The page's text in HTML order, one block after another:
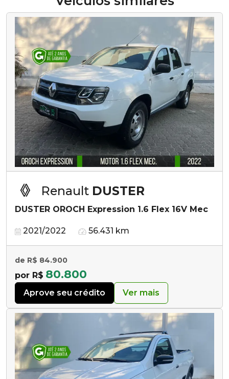
Renault DUSTER
DUSTER OROCH Expression 1.6 Flex 16V Mec
2021/2022 56.431 km
de R$ 84.900
por R$ 80.800
Aprove seu crédito Ver mais